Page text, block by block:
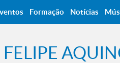
FELIPE
Formação Notícias